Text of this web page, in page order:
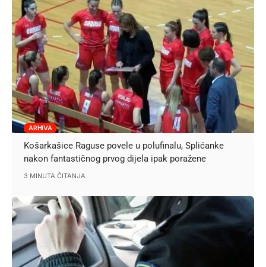
ARHIVA
Košarkašice Raguse povele u polufinalu, Splićanke
nakon fantastičnog prvog dijela ipak poražene
3 MINUTA ČITANJA